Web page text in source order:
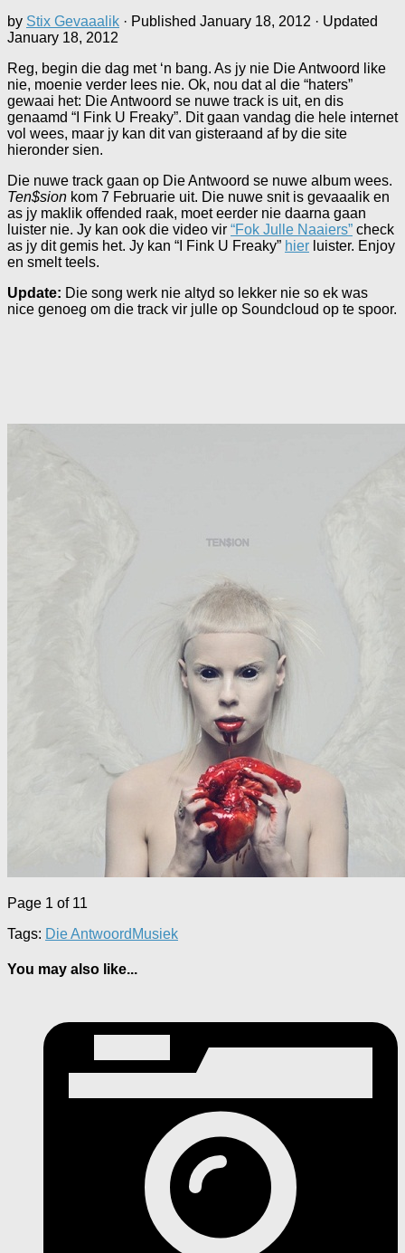
by Stix Gevaaalik · Published January 18, 2012 · Updated
January 18, 2012
Reg, begin die dag met ‘n bang. As jy nie Die Antwoord like
nie, moenie verder lees nie. Ok, nou dat al die “haters”
gewaai het: Die Antwoord se nuwe track is uit, en dis
genaamd “I Fink U Freaky”. Dit gaan vandag die hele internet
vol wees, maar jy kan dit van gisteraand af by die site
hieronder sien.
Die nuwe track gaan op Die Antwoord se nuwe album wees.
Ten$sion kom 7 Februarie uit. Die nuwe snit is gevaaalik en
as jy maklik offended raak, moet eerder nie daarna gaan
luister nie. Jy kan ook die video vir “Fok Julle Naaiers” check
as jy dit gemis het. Jy kan “I Fink U Freaky” hier luister. Enjoy
en smelt teels.
Update: Die song werk nie altyd so lekker nie so ek was
nice genoeg om die track vir julle op Soundcloud op te spoor.
Page 1 of 11
Tags: Die Antwoord Musiek
You may also like...